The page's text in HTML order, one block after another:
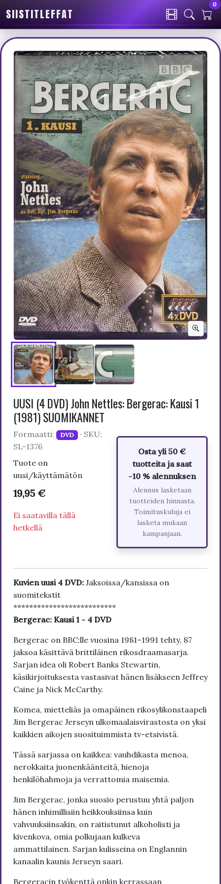
SIISTITLEFFAT
0
UUSI (4 DVD) John Nettles: Bergerac: Kausi 1
(1981) SUOMIKANNET
Formaatti: DVD · SKU:
SL-1376
Tuote on
uusi/käyttämätön
19,95 €
Ei saatavilla tällä
hetkellä
Osta yli 50 €
tuotteita ja saat
-10 % alennuksen
Alennus lasketaan
tuotteiden hinnasta.
Toimituskuluja ei
lasketa mukaan
kampanjaan.
Kuvien uusi 4 DVD: Jaksoissa/kansissa on
suomitekstit
**************************
Bergerac: Kausi 1 - 4 DVD
Bergerac on BBC:lle vuosina 1981–1991 tehty, 87
jaksoa käsittävä brittiläinen rikosdraamasarja.
Sarjan idea oli Robert Banks Stewartin,
käsikirjoituksesta vastasivat hänen lisäkseen Jeffrey
Caine ja Nick McCarthy.
Komea, mietteliäs ja omapäinen rikosylikonstaapeli
Jim Bergerac Jerseyn ulkomaalaisvirastosta on yksi
kaikkien aikojen suosituimmista tv-etsivistä.
Tässä sarjassa on kaikkea: vauhdikasta menoa,
nerokkaita juonenkäänteitä, hienoja
henkilöhahmoja ja verrattomia maisemia.
Jim Bergerac, jonka suosio perustuu yhtä paljon
hänen inhimillisiin heikkouksiinsa kuin
vahvuuksiinsakin, on raitistunut alkoholisti ja
kivenkova, omia polkujaan kulkeva
ammattilainen. Sarjan kulisseina on Englannin
kanaalin kaunis Jerseyn saari.
Bergeracin työkenttä onkin kerrassaan